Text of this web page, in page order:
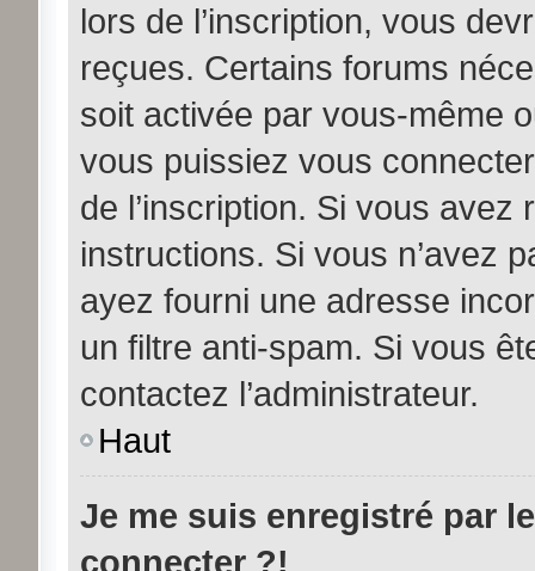
lors de l’inscription, vous
reçues. Certains forums
soit activée par vous-même
vous puissiez vous
de l’inscription. Si vous
instructions. Si vous n’avez
ayez fourni une adresse
un filtre anti-spam. Si vous
contactez l’administrateur.
Haut
Je me suis enregistré par
connecter ?!